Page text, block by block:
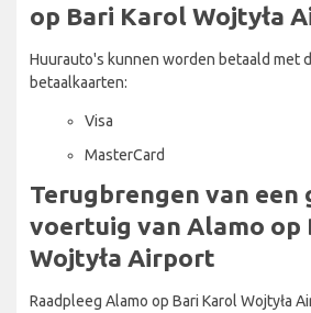
op Bari Karol Wojtyła
Huurauto's kunnen worden betaald met
betaalkaarten:
Visa
MasterCard
Terugbrengen van een
voertuig van Alamo op
Wojtyła Airport
Raadpleeg Alamo op Bari Karol Wojtyła